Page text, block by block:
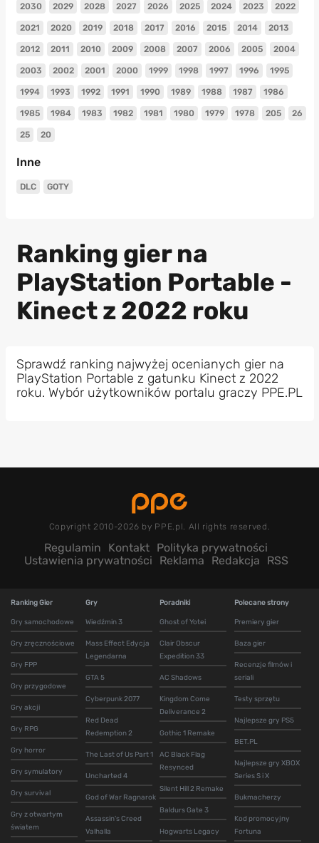
2030 2029 2028 2027 2026 2025 2024 2023 2022
2021 2020 2019 2018 2017 2016 2015 2014 2013
2012 2011 2010 2009 2008 2007 2006 2005 2004
2003 2002 2001 2000 1999 1998 1997 1996 1995
1994 1993 1992 1991 1990 1989 1988 1987 1986
1985 1984 1983 1982 1981 1980 1979 1978 205 26
25 20
Inne
DLC GOTY
Ranking gier na
PlayStation Portable -
Kinect z 2022 roku
Sprawdź ranking najwyżej ocenianych gier na
PlayStation Portable z gatunku Kinect z 2022
roku. Wybór użytkowników portalu graczy PPE.PL
Copyright 2010-2026 by PPE.pl. All rights reserved.
Regulamin Kontakt Polityka prywatności
Ustawienia prywatności
Reklama Redakcja RSS
Ranking Gier
Gry samochodowe
Gry zręcznościowe
Gry FPP
Gry przygodowe
Gry akcji
Gry RPG
Gry horror
Gry symulatory
Gry survival
Gry z otwartym
światem
Gry
Wiedźmin 3
Mass Effect Edycja
Legendarna
GTA 5
Cyberpunk 2077
Red Dead
Redemption 2
The Last of Us Part 1
Uncharted 4
God of War Ragnarok
Assassin's Creed
Valhalla
Poradniki
Ghost of Yotei
Clair Obscur
Expedition 33
AC Shadows
Kingdom Come
Deliverance 2
Gothic 1 Remake
AC Black Flag
Resynced
Silent Hill 2 Remake
Baldurs Gate 3
Hogwarts Legacy
Polecane strony
Premiery gier
Baza gier
Recenzje filmów i
seriali
Testy sprzętu
Najlepsze gry PS5
BET.PL
Najlepsze gry XBOX
Series S i X
Bukmacherzy
Kod promocyjny
Fortuna